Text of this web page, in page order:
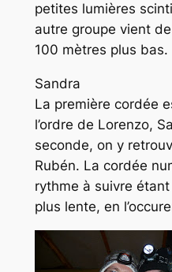
petites lumières
autre groupe vient
100 mètres plus bas.
Sandra
La première cordée
l’ordre de Lorenzo,
seconde, on y
Rubén. La cordée
rythme à suivre
plus lente, en